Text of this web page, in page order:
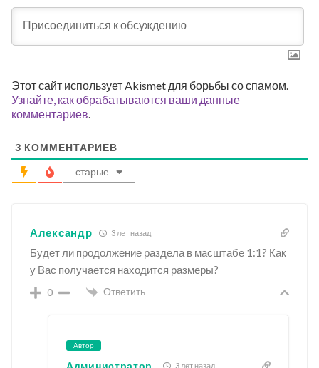
Этот сайт использует Akismet для борьбы со спамом.
Узнайте, как обрабатываются ваши данные
комментариев
3 КОММЕНТАРИЕВ
старые
Александр 3 лет назад
Будет ли продолжение раздела в масштабе 1:1? Как
у Вас получается находится размеры?
0 Ответить
Автор
Администратор 3 лет назад